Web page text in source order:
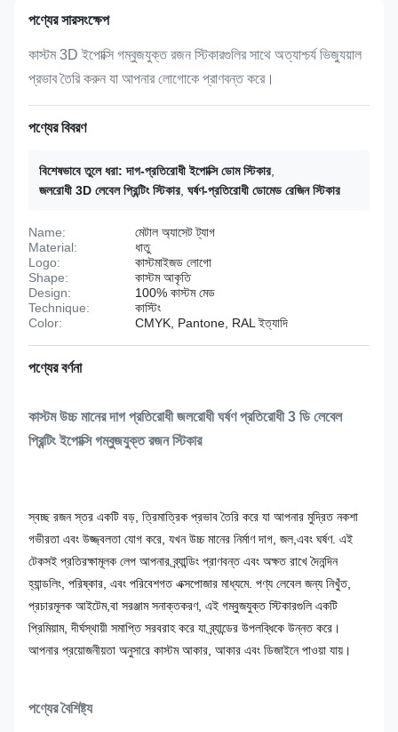
পণ্যের সারসংক্ষেপ
কাস্টম 3D ইপোক্সি গম্বুজযুক্ত রজন স্টিকারগুলির সাথে অত্যাশ্চর্য ভিজ্যুয়াল
প্রভাব তৈরি করুন যা আপনার লোগোকে প্রাণবন্ত করে।
পণ্যের বিবরণ
বিশেষভাবে তুলে ধরা: দাগ-প্রতিরোধী ইপোক্সি ডোম স্টিকার
জলরোধী 3D লেবেল প্রিন্টিং স্টিকার ঘর্ষণ-প্রতিরোধী ডোমেড রেজিন স্টিকার
Name:
মেটাল অ্যাসেট ট্যাগ
Material:
ধাতু
Logo:
কাস্টমাইজড লোগো
Shape:
কাস্টম আকৃতি
Design:
100% কাস্টম মেড
Technique:
কাস্টিং
Color:
CMYK, Pantone, RAL ইত্যাদি
পণ্যের বর্ণনা
কাস্টম উচ্চ মানের দাগ প্রতিরোধী জলরোধী ঘর্ষণ প্রতিরোধী 3 ডি লেবেল
প্রিন্টিং ইপোক্সি গম্বুজযুক্ত রজন স্টিকার
স্বচ্ছ রজন স্তর একটি বড়, ত্রিমাত্রিক প্রভাব তৈরি করে যা আপনার মুদ্রিত নকশা
গভীরতা এবং উজ্জ্বলতা যোগ করে, যখন উচ্চ মানের নির্মাণ দাগ, জল,এবং ঘর্ষণ. এই
টেকসই প্রতিরক্ষামূলক লেপ আপনার ব্র্যান্ডিং প্রাণবন্ত এবং অক্ষত রাখে দৈনন্দিন
হ্যান্ডলিং, পরিষ্কার, এবং পরিবেশগত এক্সপোজার মাধ্যমে. পণ্য লেবেল জন্য নিখুঁত,
প্রচারমূলক আইটেম,বা সরঞ্জাম সনাক্তকরণ, এই গম্বুজযুক্ত স্টিকারগুলি একটি
প্রিমিয়াম, দীর্ঘস্থায়ী সমাপ্তি সরবরাহ করে যা ব্র্যান্ডের উপলব্ধিকে উন্নত করে।
আপনার প্রয়োজনীয়তা অনুসারে কাস্টম আকার, আকার এবং ডিজাইনে পাওয়া যায়।
পণ্যের বৈশিষ্ট্য